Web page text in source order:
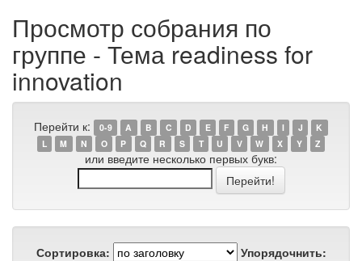
Просмотр собрания по
группе - Тема readiness for
innovation
Перейти к: 0-9 A B C D E F G H I J
K
L
M N O P Q R S T U V W X Y Z
или введите несколько первых букв:
Сортировка:
Упорядочнить: